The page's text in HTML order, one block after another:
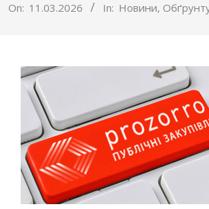
On: 11.03.2026 In: Новини,